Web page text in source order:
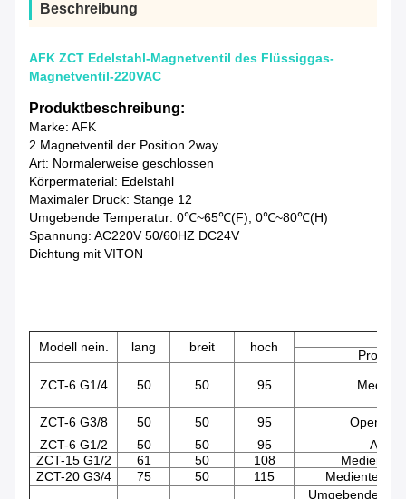
Beschreibung
AFK ZCT Edelstahl-Magnetventil des Flüssiggas-
Magnetventil-220VAC
Produktbeschreibung:
Marke: AFK
2 Magnetventil der Position 2way
Art: Normalerweise geschlossen
Körpermaterial: Edelstahl
Maximaler Druck: Stange 12
Umgebende Temperatur: 0℃~65℃(F), 0℃~80℃(H)
Spannung: AC220V 50/60HZ DC24V
Dichtung mit VITON
Modell nein. lang breit hoch
Projekt
ZCT-6 G1/4 50 50 95 Medien
ZCT-6 G3/8 50 50 95
Operation
ZCT-6 G1/2
50 50 95
Art
ZCT-15 G1/2
61 50 108
ZCT-20 G3/4
75 50 115
Umgebende